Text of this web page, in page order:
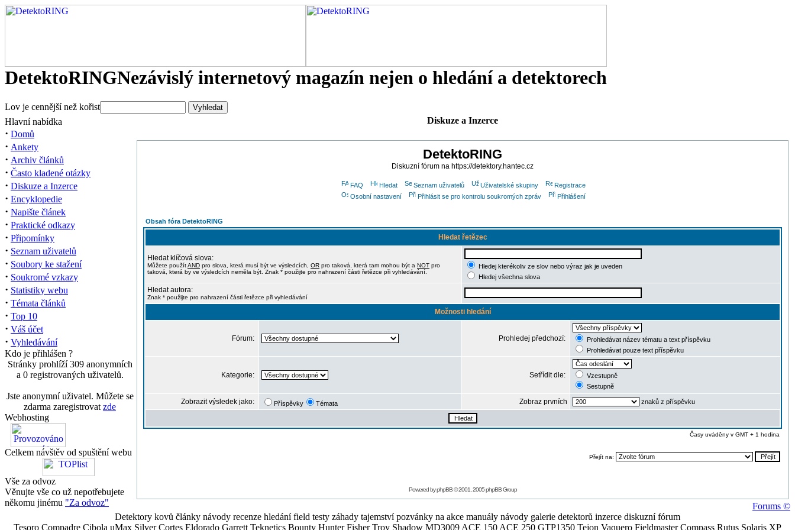
DetektoRINGNezávislý internetový magazín nejen o hledání a detektorech
Lov je cennější než kořist
Hlavní nabídka
· Domů
· Ankety
· Archiv článků
· Často kladené otázky
· Diskuze a Inzerce
· Encyklopedie
· Napište článek
· Praktické odkazy
· Připomínky
· Seznam uživatelů
· Soubory ke stažení
· Soukromé vzkazy
· Statistiky webu
· Témata článků
· Top 10
· Váš účet
· Vyhledávání
Kdo je přihlášen ?
Stránky prohlíží 309 anonymních
a 0 registrovaných uživatelů.
Jste anonymní uživatel. Můžete se
zdarma zaregistrovat zde
Webhosting
Celkem návštěv od spuštění webu
Vše za odvoz
Věnujte vše co už nepotřebujete
někomu jinému "Za odvoz"
Diskuze a Inzerce
DetektoRING
Diskuzní fórum na https://detektory.hantec.cz
FAQ Hledat Seznam uživatelů Uživatelské skupiny
Registrace
Osobní nastavení
Přihlásit se pro kontrolu soukromých zpráv Přihlášení
Obsah fóra DetektoRING
Hledat řetězec
Hledat klíčová slova:
Můžete použítAND pro slova, která musí být ve výsledcích, OR pro taková, která tam mohou být a NOT pro
taková, která by ve výsledcích neměla být. Znak * použijte pro nahrazení části řetězce při vyhledávání.
Hledej kterékoliv ze slov nebo výraz jak je uveden
Hledej všechna slova
Hledat autora:
Znak * použijte pro nahrazení části řetězce při vyhledávání
Možnosti hledání
Fórum: Prohledej předchozí:
Prohledávat název tématu a text příspěvku
Prohledávat pouze text příspěvku
Kategorie: Setřídit dle:
Vzestupně
Sestupně
Zobrazit výsledek jako: Příspěvky Témata Zobraz prvních znaků z příspěvku
Časy uváděny v GMT + 1 hodina
Přejít na:
Powered byphpBB© 2001, 2005 phpBB Group
Forums ©
Detektory kovů články návody recenze hledání field testy záhady tajemství pozvánky na akce manuály návody galerie detektorů inzerce diskuzní fórum
Tesoro Compadre Cibola uMax Silver Cortes Eldorado Garrett Teknetics Bounty Hunter Fisher Troy Shadow MD3009 ACE 150 ACE 250 GTP1350 Tejon Vaquero Fieldmaster Compass Rutus Solaris XP